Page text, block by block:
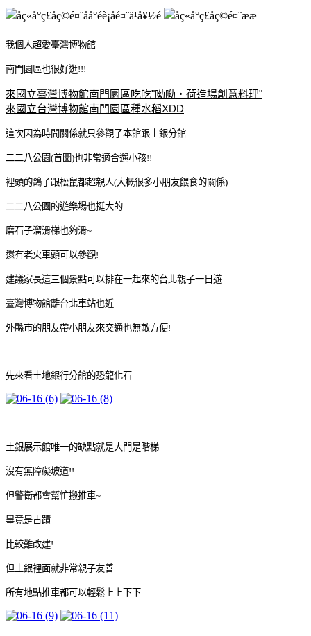
我個人超愛臺灣博物館
南門園區也很好逛!!!
來國立臺灣博物館南門園區吃吃"呦呦‧荷造場創意料理"
來國立台灣博物館南門園區種水稻XDD
這次因為時間關係就只參觀了本館跟土銀分館
二二八公園(首圖)也非常適合遛小孩!!
裡頭的鴿子跟松鼠都超親人(大概很多小朋友餵食的關係)
二二八公園的遊樂場也挺大的
磨石子溜滑梯也夠滑~
還有老火車頭可以參觀!
建議家長這三個景點可以排在一起來的台北親子一日遊
臺灣博物館離台北車站也近
外縣市的朋友帶小朋友來交通也無敵方便!
先來看土地銀行分館的恐龍化石
土銀展示館唯一的缺點就是大門是階梯
沒有無障礙坡道!!
但警衛都會幫忙搬推車~
畢竟是古蹟
比較難改建!
但土銀裡面就非常親子友善
所有地點推車都可以輕鬆上上下下